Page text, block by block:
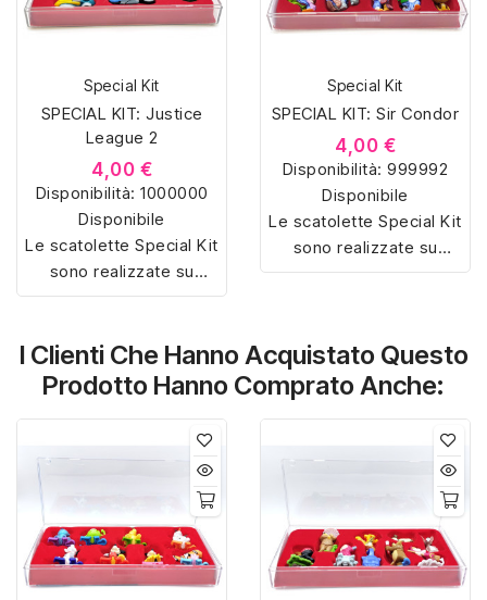
e mostrare la tua
collezione di sorpresine.
Special Kit
SPECIAL KIT: Justice
League 2
4,00 €
Disponibilità: 1000000
Disponibile
Le scatolette Special Kit
sono realizzate su
misura con materiali di
interno sagomato in
vellutino rosso e offrono
soluzioni eleganti e
e mostrare la tua
collezione di sorpresine.
Special Kit
SPECIAL KIT: Sir Condor
4,00 €
Disponibilità:999992
Disponibile
Le scatolette Special Kit
sono realizzate su
misura con materiali di
vellutino rosso e offrono
soluzioni eleganti e
pratiche per organizzare
collezione di sorpresine.
I Clienti Che Hanno Acquistato Questo
Prodotto Hanno Comprato Anche: